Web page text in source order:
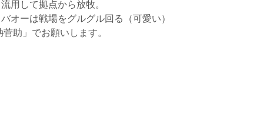
用して拠点から放牧。
オーは戦場をグルグル回る（可愛い）
菅助」でお願いします。